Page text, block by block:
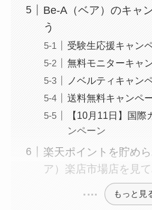
Be-A（ベア）のキャ
う
受験生応援キャン
無料モニターキャ
ノベルティキャン
送料無料キャンペ
【10月11日】国
ンペーン
楽天ポイントを貯め
ア）楽店市場店を見て
もっと見